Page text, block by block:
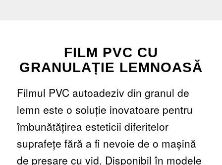
FILM PVC CU
GRANULAȚIE LEMNOASĂ
Filmul PVC autoadeziv din granul de
lemn este o soluție inovatoare pentru
îmbunătățirea esteticii diferitelor
suprafețe fără a fi nevoie de o mașină
de presare cu vid. Disponibil în modele